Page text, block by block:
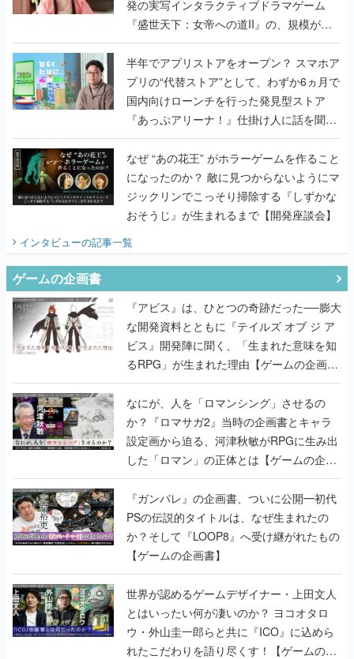
発の実写インタラクティブドラマゲーム
『盛世天下：女帝への道II』の、規模が違
うこだわりをプロデューサーに聞いた
半年でアプリストアをオープン？ スマホア
プリの“代替ストア”として、わずか6ヵ月で
国内向けローンチを行った発見型ストア
『あっぷアリーナ！』仕掛け人に話を聞い
てみた
なぜ “あの花王” がホラーゲームを作ること
になったのか？ 敵に見つからないようにマ
ジックリンでこっそり掃除する『しずかな
おそうじ』が生まれるまで【開発座談会】
インタビューの記事一覧
ゲームの企画書
『アビス』は、ひとつの奇跡だった──膨大
な開発資料とともに『テイルズ オブ ジ ア
ビス』開発陣に聞く、「生まれた意味を知
るRPG」が生まれた理由【ゲームの企画
書】
なにが、人を「ロマンシング」させるの
か？『ロマサガ2』当時の企画書とキャラ
設定画から迫る、河津秋敏がRPGに生み出
した「ロマン」の正体とは【ゲームの企画
書】
『ガンパレ』の企画書、ついに公開━初代
PSの伝説的タイトルは、なぜ生まれたの
か？そして『LOOP8』へ受け継がれたもの
【ゲームの企画書】
世界が認めるゲームデザイナー・上田文人
とはいったい何が凄いのか？ ヨコオタロ
ウ・外山圭一郎らと共に『ICO』に込めら
れたこだわりを語り尽くす！【ゲームの企